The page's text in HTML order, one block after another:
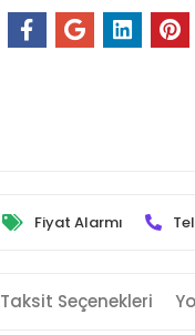
Fiyat Alarmı
Taksit Seçenekleri